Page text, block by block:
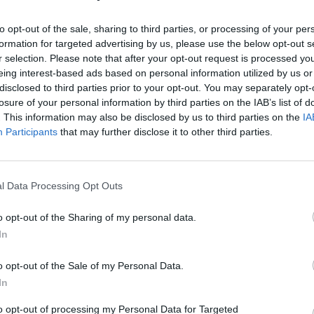
opt-out of the sale, sharing to third parties, or processing of your
for targeted advertising by us, please use the below opt-out
selection. Please note that after your opt-out request is processed
interest-based ads based on personal information utilized by us
to third parties prior to your opt-out. You may separately
of your personal information by third parties on the IAB’s list of
This information may also be disclosed by us to third parties on the
Participants that may further disclose it to other third parties.
Data Processing Opt Outs
opt-out of the Sharing of my personal data.
opt-out of the Sale of my Personal Data.
opt-out of processing my Personal Data for Targeted
. Tra gli ospiti di
Giuseppe Cruciani,strenuo difensore di
per quanto riguarda la libertà di
deLa Zanzaraprende il libro del
la frase che a suo dire ha portato
che poi è sfociata nell'indagine. È il
passaggio sulla pallavolista
Egonu: "È evidente che i suoi tratti
rappresentano l'italianità che si può
Etruschi sono giunti ai giorni nostri",
"Questa è una frase che io non
faccio questi voli pindarici - attacca
questo qua è odio razziale? Dire
Cruciani.